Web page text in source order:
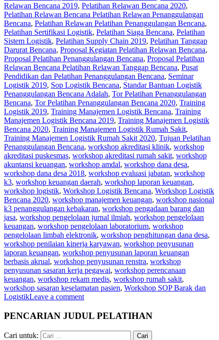
Relawan Bencana 2019, Pelatihan Relawan Bencana 2020,
Pelatihan Relawan Bencana Pelatihan Relawan Penanggulangan
Bencana, Pelatihan Relawan Pelatihan Penanggulangan Bencana,
Pelatihan Sertifikasi Logistik, Pelatihan Siaga Bencana, Pelatihan
Sistem Logistik, Pelatihan Supply Chain 2019, Pelatihan Tanggap
Darurat Bencana, Proposal Kegiatan Pelatihan Relawan Bencana,
Proposal Pelatihan Penanggulangan Bencana, Proposal Pelatihan
Relawan Bencana Pelatihan Relawan Tanggap Bencana, Pusat
Pendidikan dan Pelatihan Penanggulangan Bencana, Seminar
Logistik 2019, Sop Logistik Bencana, Standar Bantuan Logistik
Penanggulangan Bencana Adalah, Tor Pelatihan Penanggulangan
Bencana, Tor Pelatihan Penanggulangan Bencana 2020, Training
Logistik 2019, Training Manajemen Logistik Bencana, Training
Manajemen Logistik Bencana 2019, Training Manajemen Logistik
Bencana 2020, Training Manajemen Logistik Rumah Sakit,
Training Manajemen Logistik Rumah Sakit 2020, Tujuan Pelatihan
Penanggulangan Bencana, workshop akreditasi klinik, workshop
akreditasi puskesmas, workshop akreditasi rumah sakit, workshop
akuntansi keuangan, workshop amdal, workshop dana desa,
workshop dana desa 2018, workshop evaluasi jabatan, workshop
k3, workshop keuangan daerah, workshop laporan keuangan,
workshop logistik, Workshop Logistik Bencana, Workshop Logistik
Bencana 2020, workshop manajemen keuangan, workshop nasional
k3 penanggulangan kebakaran, workshop pengadaan barang dan
jasa, workshop pengelolaan jurnal ilmiah, workshop pengelolaan
keuangan, workshop pengelolaan laboratorium, workshop
pengelolaan limbah elektronik, workshop penghitungan dana desa,
workshop penilaian kinerja karyawan, workshop penyusunan
laporan keuangan, workshop penyusunan laporan keuangan
berbasis akrual, workshop penyusunan renstra, workshop
penyusunan sasaran kerja pegawai, workshop perencanaan
keuangan, workshop rekam medis, workshop rumah sakit,
workshop sasaran keselamatan pasien, Workshop SOP Barak dan
LogistikLeave a comment
PENCARIAN JUDUL PELATIHAN
Cari untuk: